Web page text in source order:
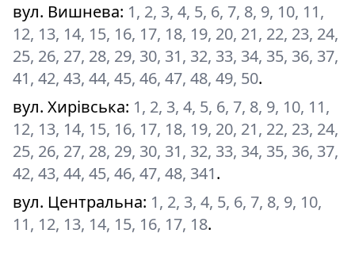
вул. Вишнева: 1, 2, 3, 4, 5, 6, 7, 8, 9, 10, 11,
12, 13, 14, 15, 16, 17, 18, 19, 20, 21, 22, 23, 24,
25, 26, 27, 28, 29, 30, 31, 32, 33, 34, 35, 36, 37,
41, 42, 43, 44, 45, 46, 47, 48, 49, 50.
вул. Хирівська: 1, 2, 3, 4, 5, 6, 7, 8, 9, 10, 11,
12, 13, 14, 15, 16, 17, 18, 19, 20, 21, 22, 23, 24,
25, 26, 27, 28, 29, 30, 31, 32, 33, 34, 35, 36, 37,
42, 43, 44, 45, 46, 47, 48, 341.
вул. Центральна: 1, 2, 3, 4, 5, 6, 7, 8, 9, 10,
11, 12, 13, 14, 15, 16, 17, 18.